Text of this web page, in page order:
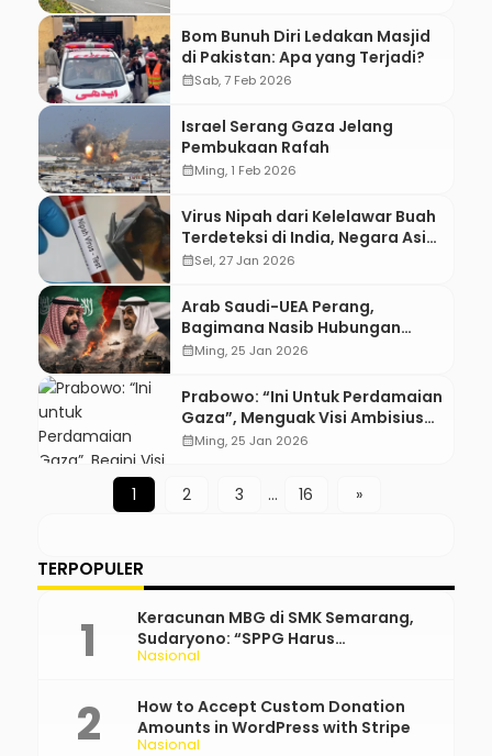
Bom Bunuh Diri Ledakan Masjid
di Pakistan: Apa yang Terjadi?
calendar_monthSab, 7 Feb 2026
Israel Serang Gaza Jelang
Pembukaan Rafah
calendar_monthMing, 1 Feb 2026
Virus Nipah dari Kelelawar Buah
Terdeteksi di India, Negara Asia
Siaga Satu
calendar_monthSel, 27 Jan 2026
Arab Saudi-UEA Perang,
Bagimana Nasib Hubungan
Diplomatiknya?
calendar_monthMing, 25 Jan 2026
Prabowo: “Ini Untuk Perdamaian
Gaza”, Menguak Visi Ambisius
AS
calendar_monthMing, 25 Jan 2026
1 2 3 … 16 »
TERPOPULER
Nasional
Keracunan MBG di SMK Semarang,
Sudaryono: “SPPG Harus
Bertanggung Jawab!”
Nasional
How to Accept Custom Donation
Amounts in WordPress with Stripe